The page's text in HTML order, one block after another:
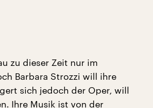
zu dieser Zeit nur im
Barbara Strozzi will ihre
sich jedoch der Oper, will
Ihre Musik ist von der